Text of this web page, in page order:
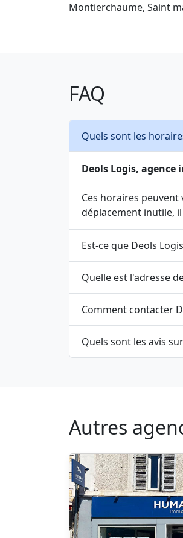
Montierchaume, Saint
FAQ
Quels sont les
Deols Logis, agence
Ces horaires peuvent
déplacement inutile,
Est-ce que Deols
Quelle est l'adresse
Comment contacter
Quels sont les avis
Autres